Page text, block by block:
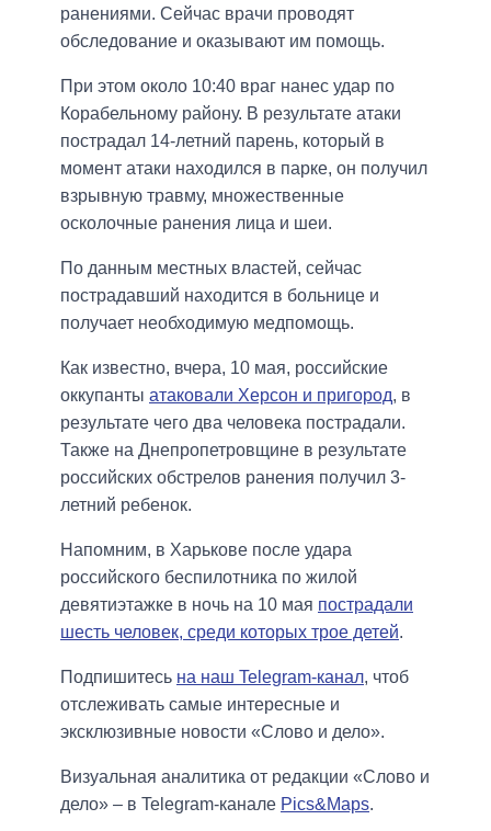
ранениями. Сейчас врачи проводят
обследование и оказывают им помощь.
При этом около 10:40 враг нанес удар по
Корабельному району. В результате атаки
пострадал 14-летний парень, который в
момент атаки находился в парке, он получил
взрывную травму, множественные
осколочные ранения лица и шеи.
По данным местных властей, сейчас
пострадавший находится в больнице и
получает необходимую медпомощь.
Как известно, вчера, 10 мая, российские
оккупанты атаковали Херсон и пригород, в
результате чего два человека пострадали.
Также на Днепропетровщине в результате
российских обстрелов ранения получил 3-
летний ребенок.
Напомним, в Харькове после удара
российского беспилотника по жилой
девятиэтажке в ночь на 10 мая пострадали
шесть человек, среди которых трое детей.
Подпишитесь на наш Telegram-канал, чтоб
отслеживать самые интересные и
эксклюзивные новости «Слово и дело».
Визуальная аналитика от редакции «Слово и
дело» – в Telegram-канале Pics&Maps.